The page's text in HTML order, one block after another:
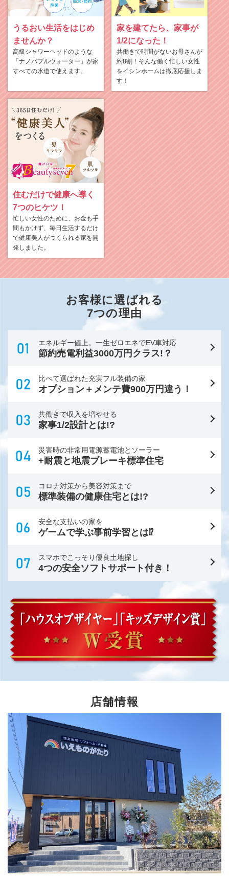
うるおい生活をはじめ
ませんか？
高級シャワーヘッドのような
「ナノバブルウォーター」が家
すべての水道で使えます。
家を建てたら、家事が
1/2になった！
共働きで時間がないお母さんが
約8割！そんな働く忙しい女性
をイシンホームは徹底応援しま
す！
住むだけで健康へ導く
7つのヒケツ！
忙しい女性のために、お金も手
間もかけず、毎日生活するだけ
で健康美人がつくられる家を開
発しました。
お客様に選ばれる
7つの理由
エネルギー値上。一生ゼロエネでEV車対応
節約売電利益3000万円クラス!？
比べて選ばれた充実フル装備の家
オプション＋メンテ費900万円違う！
共働きで収入を増やせる
家事1/2設計とは!?
災害時の非常用電源蓄電池とソーラー
+耐震と地震ブレーキ標準住宅
コロナ対策から美容対策まで
標準装備の健康住宅とは!?
安全な支払いの家を
ゲームで学ぶ事前学習とは⁉
スマホでこっそり優良土地探し
4つの安全ソフトサポート付き！
店舗情報